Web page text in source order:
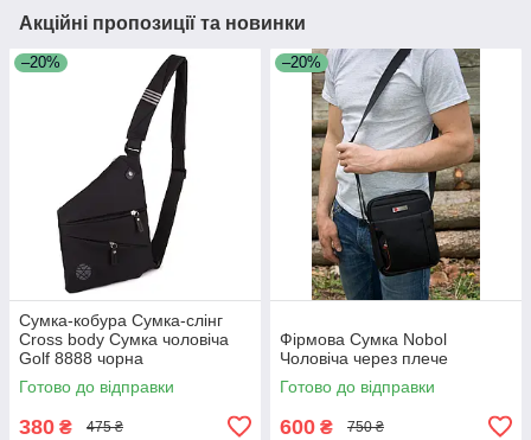
Акційні пропозиції та новинки
–20%
Сумка-кобура Сумка-слінг
Cross body Сумка чоловіча
Golf 8888 чорна
Готово до відправки
380 ₴ 475 ₴
–20%
Фірмова Сумка Nobol
Чоловіча через плече
Готово до відправки
600 ₴ 750 ₴